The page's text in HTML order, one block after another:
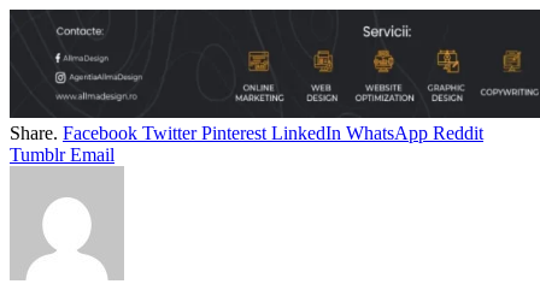
Share. Facebook Twitter Pinterest LinkedIn WhatsApp Reddit
Tumblr Email